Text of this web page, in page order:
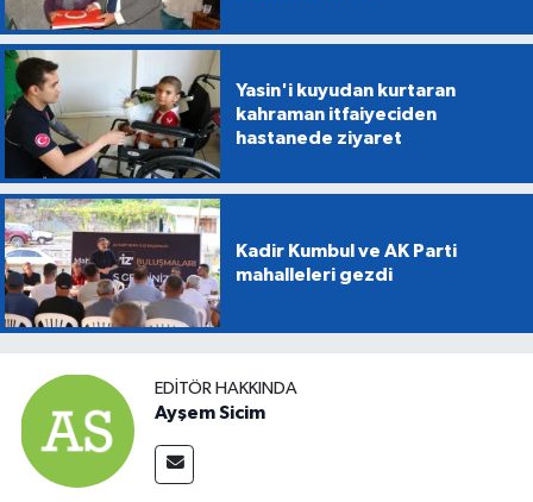
Yasin'i kuyudan kurtaran
kahraman itfaiyeciden
hastanede ziyaret
Kadir Kumbul ve AK Parti
mahalleleri gezdi
EDITÖR HAKKINDA
Ayşem Sicim